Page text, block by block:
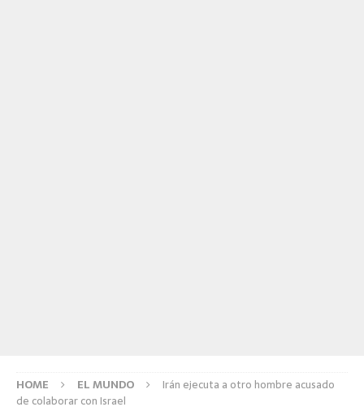
HOME EL MUNDO
Irán ejecuta a otro hombre acusado
de colaborar con Israel